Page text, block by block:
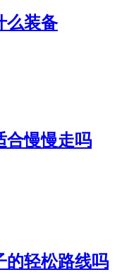
么装备
合慢慢走吗
的轻松路线吗